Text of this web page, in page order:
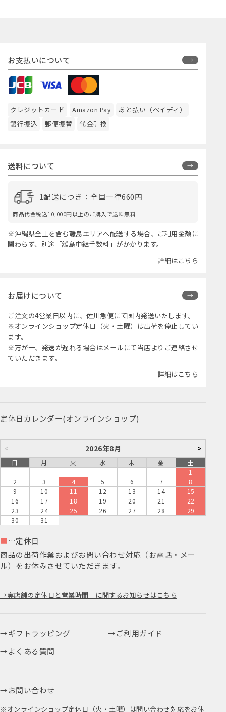
お支払いについて
クレジットカード Amazon Pay
あと払い（ペイディ）
銀行振込
郵便振替 代金引換
送料について
1配送につき：全国一律660円
商品代金税込10,000円以上のご購入で送料無料
※沖縄県全土を含む離島エリアへ配送する場合、ご利用金額に
関わらず、別途「離島中継手数料」がかかります。
詳細はこちら
お届けについて
ご注文の4営業日以内に、佐川急便にて国内発送いたします。
※オンラインショップ定休日（火・土曜）は出荷を停止してい
ます。
※万が一、発送が遅れる場合はメールにて当店よりご連絡させ
ていただきます。
詳細はこちら
定休日カレンダー(オンラインショップ)
< 2026年8月 >
日 月 火 水 木 金
土
1
2
3 4 5 6 7
8
9
10 11 12 13 14
15
16
17 18 19 20 21
22
23
24 25 26 27 28
29
30
31
■ …定休日
商品の出荷作業およびお問い合わせ対応（お電話・メー
ル）をお休みさせていただきます。
実店舗の定休日と営業時間」に関するお知らせはこちら
ギフトラッピング
ご利用ガイド
よくある質問
お問い合わせ
※オンラインショップ定休日（火・土曜）は問い合わせ対応をお休